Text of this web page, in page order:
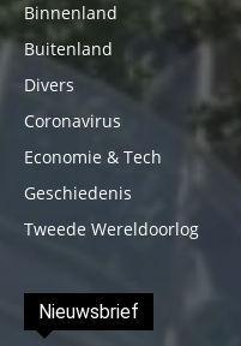
Binnenland
Buitenland
Divers
Coronavirus
Economie & Tech
Geschiedenis
Tweede Wereldoorlog
Nieuwsbrief